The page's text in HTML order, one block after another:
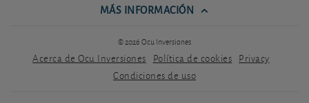
MÁS INFORMACIÓN
© 2026 Ocu Inversiones
Acerca de Ocu Inversiones Política de cookies Privacy
Condiciones de uso